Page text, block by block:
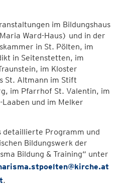
im Bildungshaus
Ward-Haus) und in der
in St. Pölten, im
in Seitenstetten, im
im Kloster
St. Altmann im Stift
im Pfarrhof St. Valentin, im
und im Melker
detaillierte Programm und
Bildungswerk der
Bildung & Training“ unter
.